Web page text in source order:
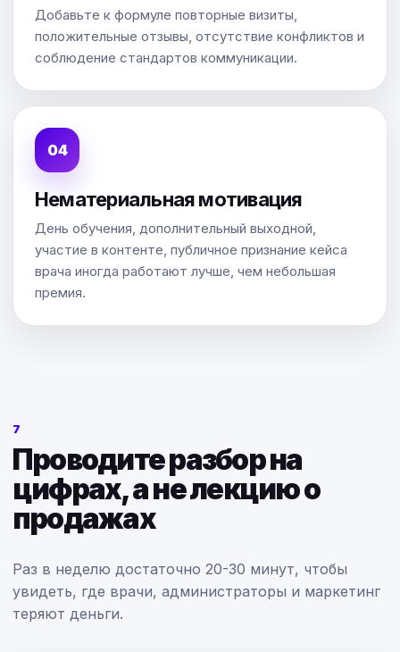
Добавьте к формуле повторные визиты,
положительные отзывы, отсутствие конфликтов и
соблюдение стандартов коммуникации.
Нематериальная мотивация
День обучения, дополнительный выходной,
участие в контенте, публичное признание кейса
врача иногда работают лучше, чем небольшая
премия.
7
Проводите разбор на
цифрах, а не лекцию о
продажах
Раз в неделю достаточно 20-30 минут, чтобы
увидеть, где врачи, администраторы и маркетинг
теряют деньги.